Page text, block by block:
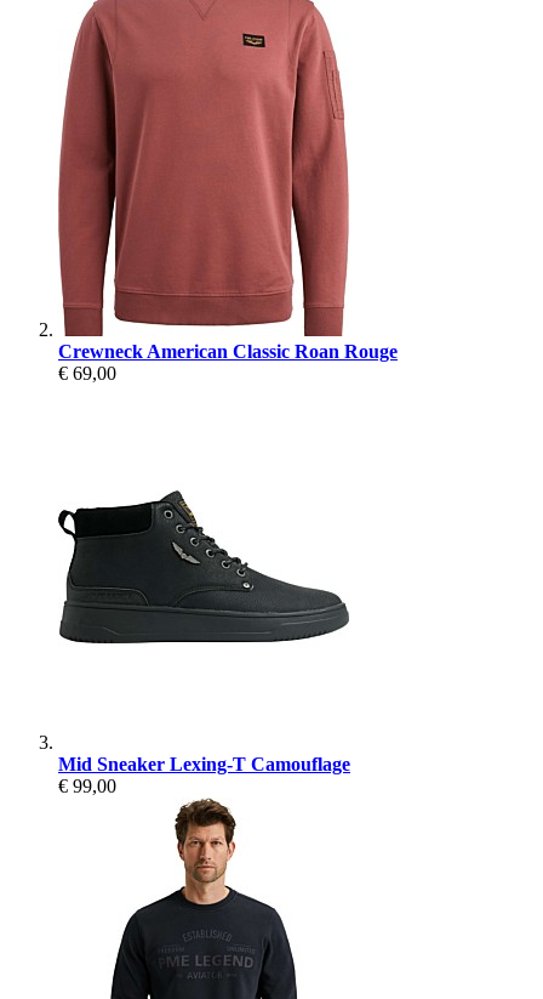
Crewneck American Classic Roan Rouge
€ 69,00
Mid Sneaker Lexing-T Camouflage
€ 99,00